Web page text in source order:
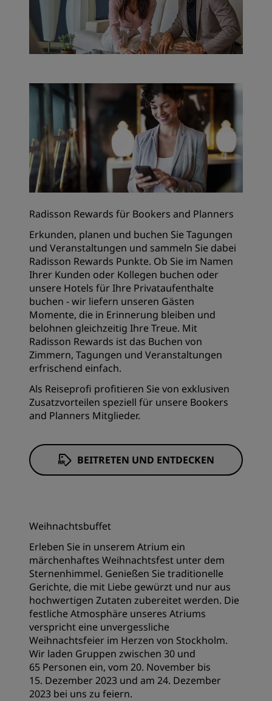
Radisson Rewards für Bookers and Planners
Erkunden, planen und buchen Sie Tagungen
und Veranstaltungen und sammeln Sie dabei
Radisson Rewards Punkte. Ob Sie im Namen
Ihrer Kunden oder Kollegen buchen oder
unsere Hotels für Ihre Privataufenthalte
buchen - wir liefern unseren Gästen
Momente, die in Erinnerung bleiben und
belohnen gleichzeitig Ihre Treue. Mit
Radisson Rewards ist das Buchen von
Zimmern, Tagungen und Veranstaltungen
erfrischend einfach.
Als Reiseprofi profitieren Sie von exklusiven
Zusatzvorteilen speziell für unsere Bookers
and Planners Mitglieder.
BEITRETEN UND ENTDECKEN
Weihnachtsbuffet
Erleben Sie in unserem Atrium ein
märchenhaftes Weihnachtsfest unter dem
Sternenhimmel. Genießen Sie traditionelle
Gerichte, die mit Liebe gewürzt und nur aus
hochwertigen Zutaten zubereitet werden. Die
festliche Atmosphäre unseres Atriums
verspricht eine unvergessliche
Weihnachtsfeier im Herzen von Stockholm.
Wir laden Gruppen zwischen 30 und
65 Personen ein, vom 20. November bis
15. Dezember 2023 und am 24. Dezember
2023 bei uns zu feiern.